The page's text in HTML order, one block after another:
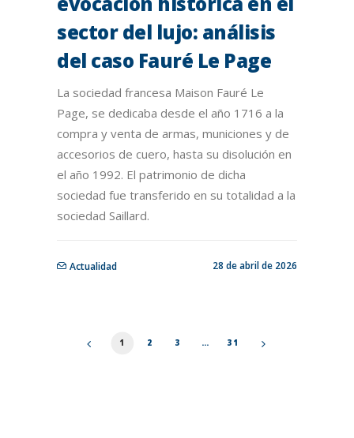
sector del lujo: análisis
del caso Fauré Le Page
La sociedad francesa Maison Fauré Le
Page, se dedicaba desde el año 1716 a la
compra y venta de armas, municiones y de
accesorios de cuero, hasta su disolución en
el año 1992. El patrimonio de dicha
sociedad fue transferido en su totalidad a la
sociedad Saillard.
Actualidad 28 de abril de 2026
1 2 3 … 31